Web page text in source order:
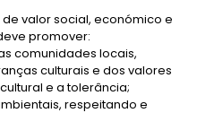
valor social, económico e
promover:
comunidades locais,
culturais e dos valores
e a tolerância;
respeitando e